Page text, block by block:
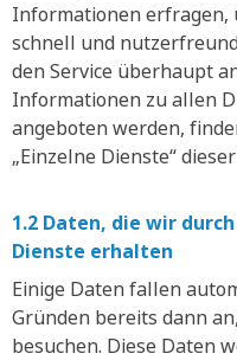
Informationen erfragen,
schnell und
den Service überhaupt
Informationen zu allen
angeboten werden,
„Einzelne Dienste“
1.2 Daten, die wir
Dienste erhalten
Einige Daten fallen
Gründen bereits dann
besuchen. Diese Daten